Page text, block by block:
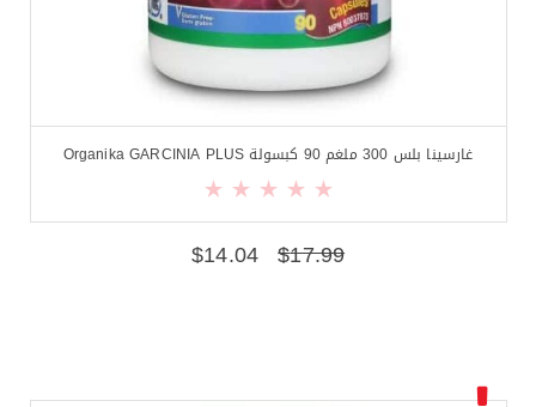
غارسينا بلس 300 ملغم 90 كبسولة Organika GARCINIA PLUS
$17.99
$14.04